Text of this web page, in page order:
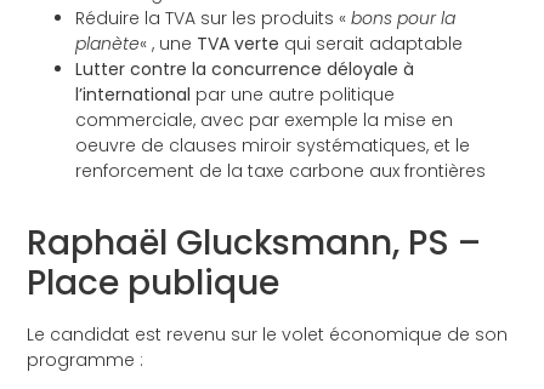
Réduire la TVA sur les produits «bons pour la
planète« , une TVA verte qui serait adaptable
Lutter contre la concurrence déloyale à
l’international par une autre politique
commerciale, avec par exemple la mise en
oeuvre de clauses miroir systématiques, et le
renforcement de la taxe carbone aux frontières
Raphaël Glucksmann, PS –
Place publique
Le candidat est revenu sur le volet économique de son
programme :